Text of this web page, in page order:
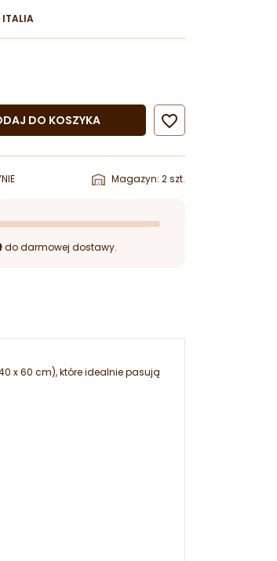
ITALIA
DO KOSZYKA 
Magazyn: 2 szt.
do darmowej dostawy.
x 60 cm), które idealnie pasują